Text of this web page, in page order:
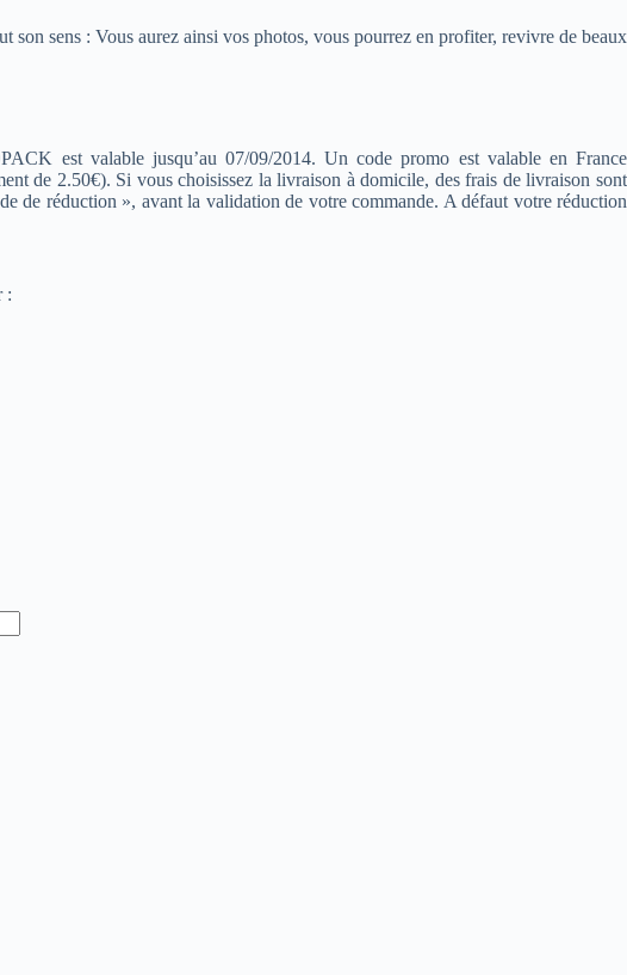
sens : Vous aurez ainsi vos photos, vous pourrez en profiter, revivre de beaux
est valable jusqu’au 07/09/2014. Un code promo est valable en France
de 2.50€). Si vous choisissez la livraison à domicile, des frais de livraison sont
de réduction », avant la validation de votre commande. A défaut votre réduction
: